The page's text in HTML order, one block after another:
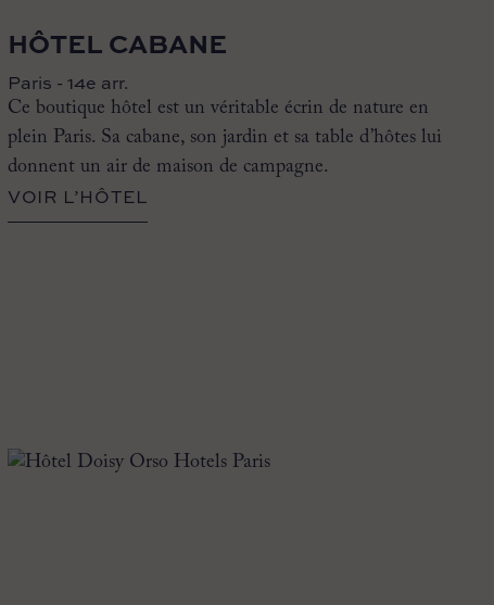
HÔTEL CABANE
Paris - 14e arr.
Ce boutique hôtel est un véritable écrin de nature en
plein Paris. Sa cabane, son jardin et sa table d’hôtes lui
donnent un air de maison de campagne.
VOIR L’HÔTEL